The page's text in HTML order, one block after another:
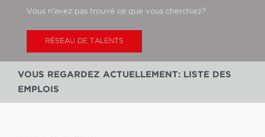
Vous n’avez pas trouvé ce que vous cherchiez?
RÉSEAU DE TALENTS
VOUS REGARDEZ ACTUELLEMENT: LISTE DES
EMPLOIS